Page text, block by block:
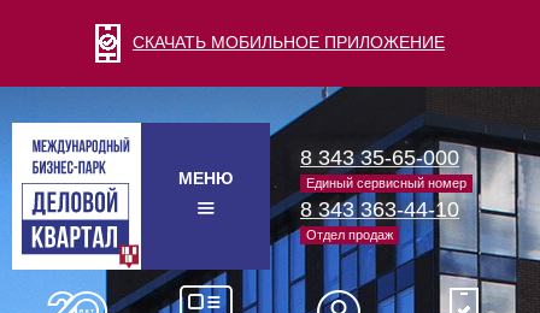
СКАЧАТЬ МОБИЛЬНОЕ ПРИЛОЖЕНИЕ
МЕНЮ
8 343 35-65-000
Единый сервисный номер
8 343 363-44-10
Отдел продаж